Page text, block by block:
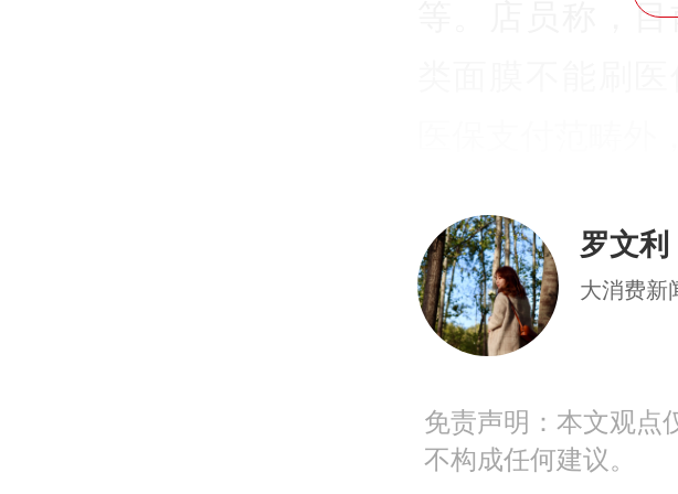
等。店员称，
5月19日，国家
进一步加强定点
险个人账户使
称“通知”），要
2026年9月底前
罗文利
大消费新
免责声明：本文观点
不构成任何建议。